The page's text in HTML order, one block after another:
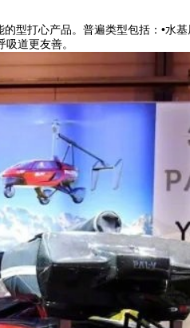
打心产品。普遍类型包括：•水
道更友善。